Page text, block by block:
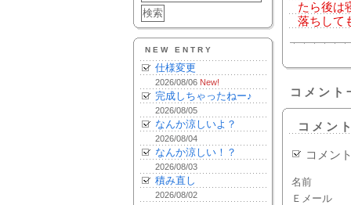
NEW ENTRY
仕様変更
2026/08/06 New!
完成しちゃったねー♪
2026/08/05
なんか涼しいよ？
2026/08/04
なんか涼しい！？
2026/08/03
積み直し
2026/08/02
たら後は
落ちして
コメント
コメン
コメン
名前
Ｅメール